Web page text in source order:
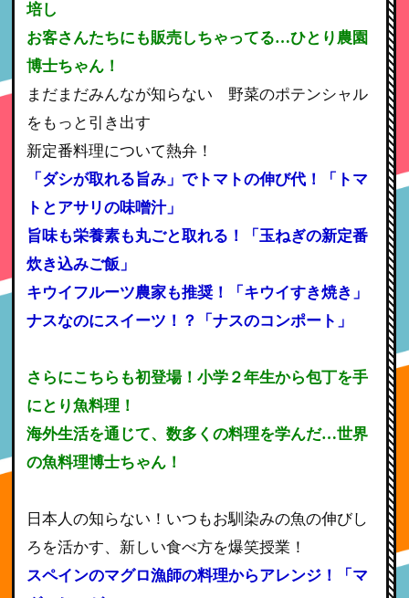
培し
お客さんたちにも販売しちゃってる…ひとり農園
博士ちゃん！
まだまだみんなが知らない 野菜のポテンシャル
をもっと引き出す
新定番料理について熱弁！
「ダシが取れる旨み」でトマトの伸び代！「トマ
トとアサリの味噌汁」
旨味も栄養素も丸ごと取れる！「玉ねぎの新定番
炊き込みご飯」
キウイフルーツ農家も推奨！「キウイすき焼き」
ナスなのにスイーツ！？「ナスのコンポート」
さらにこちらも初登場！小学２年生から包丁を手
にとり魚料理！
海外生活を通じて、数多くの料理を学んだ…世界
の魚料理博士ちゃん！
日本人の知らない！いつもお馴染みの魚の伸びし
ろを活かす、新しい食べ方を爆笑授業！
スペインのマグロ漁師の料理からアレンジ！「マ